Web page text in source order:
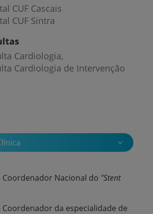
CUF Cascais
CUF Sintra
Cardiologia
Cardiologia de Intervenção
Coordenador Nacional do "Stent
Coordenador da especialidade de